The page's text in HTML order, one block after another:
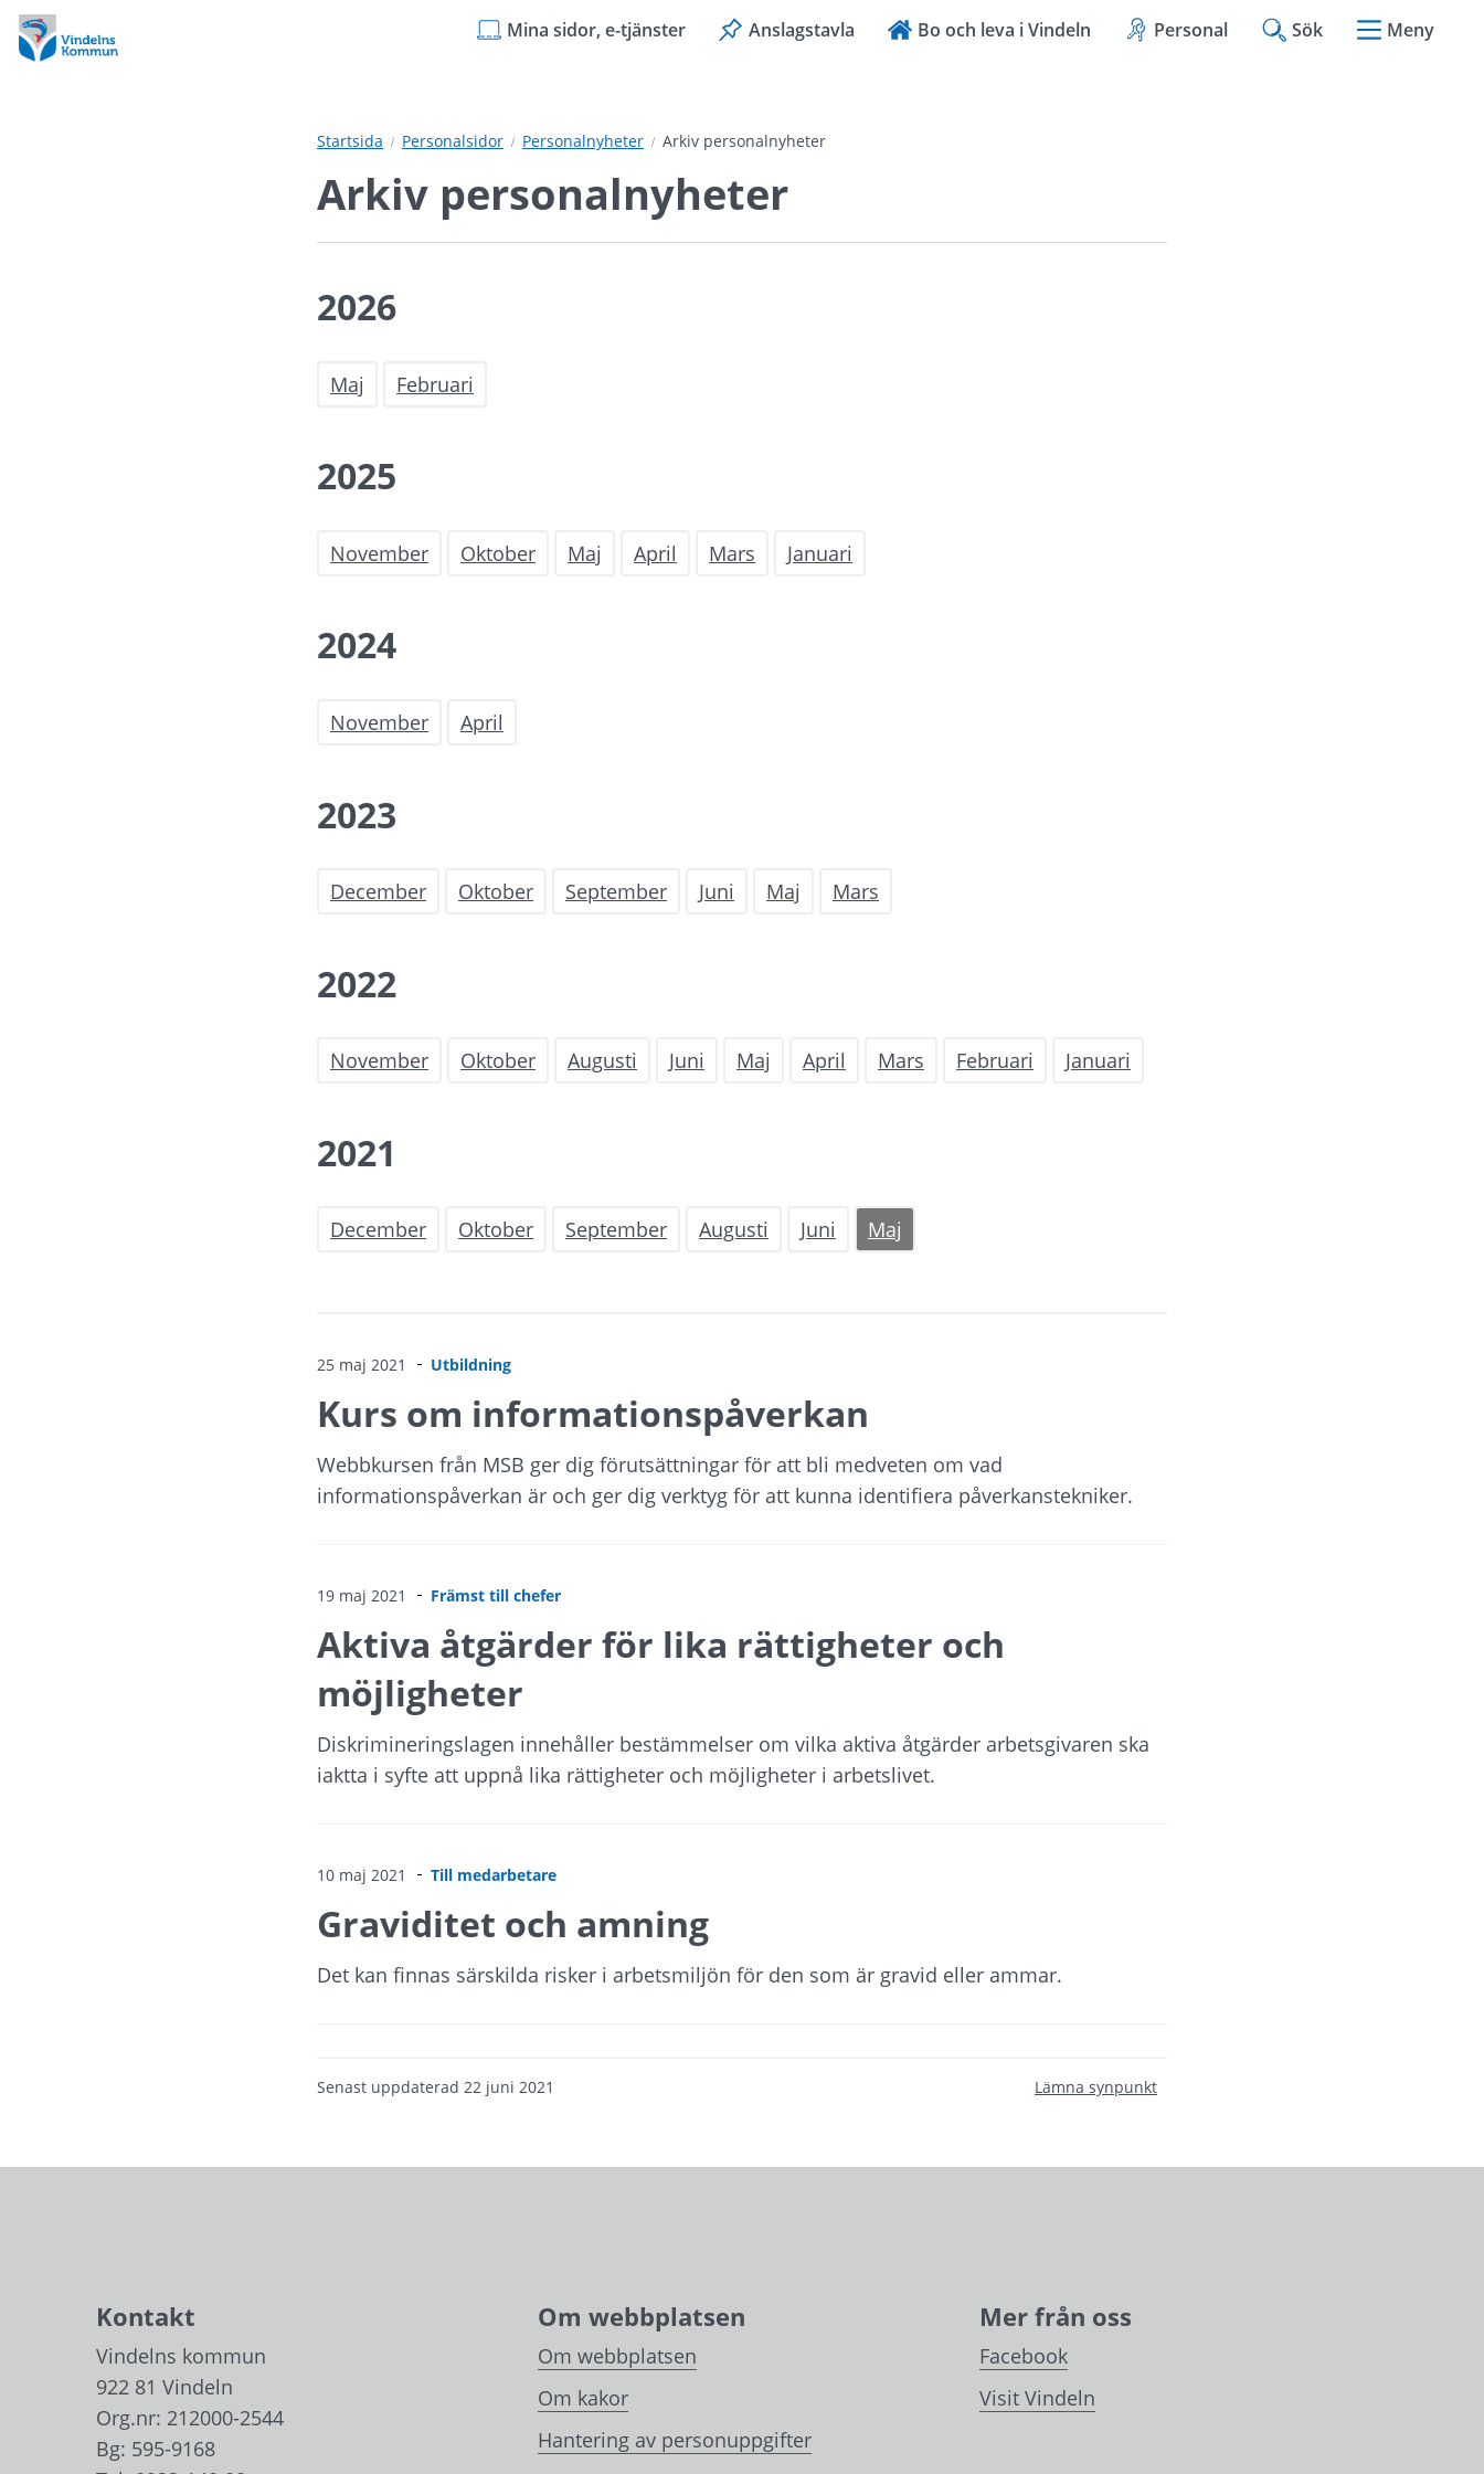
Hoppa
till
innehåll
Hoppa
till
undermeny
Mina sidor, e-tjänster Anslagstavla Bo och leva i Vindeln Personal Sök Meny
Startsida Personalsidor Personalnyheter Arkiv personalnyheter
Arkiv personalnyheter
2026
Maj Februari
2025
November Oktober Maj April Mars Januari
2024
November April
2023
December Oktober September Juni Maj Mars
2022
November Oktober Augusti Juni Maj April Mars Februari Januari
2021
December Oktober September Augusti Juni Maj
25 maj 2021 Utbildning
Kurs om informationspåverkan
Webbkursen från MSB ger dig förutsättningar för att bli medveten om vad
informationspåverkan är och ger dig verktyg för att kunna identifiera påverkanstekniker.
19 maj 2021 Främst till chefer
Aktiva åtgärder för lika rättigheter och
möjligheter
Diskrimineringslagen innehåller bestämmelser om vilka aktiva åtgärder arbetsgivaren ska
iaktta i syfte att uppnå lika rättigheter och möjligheter i arbetslivet.
10 maj 2021 Till medarbetare
Graviditet och amning
Det kan finnas särskilda risker i arbetsmiljön för den som är gravid eller ammar.
Senast uppdaterad 22 juni 2021 Lämna synpunkt
Kontakt
Vindelns kommun
922 81 Vindeln
Org.nr: 212000-2544
Bg: 595-9168
Om webbplatsen
Om webbplatsen
Om kakor
Hantering av personuppgifter
Mer från oss
Facebook
Visit Vindeln